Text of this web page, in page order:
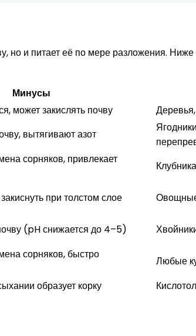
но и питает её по мере разложения.
Минусы
может закислять почву
Деревья,
вытягивают азот
сорняков, привлекает
при толстом слое Овощные
(pH снижается до 4–5)
сорняков, быстро
Любые
образует корку